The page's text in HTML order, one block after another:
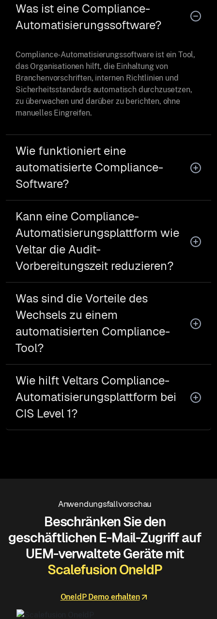
Was ist eine Compliance-
Automatisierungssoftware?
Compliance-Automatisierungssoftware ist ein Tool,
das Organisationen hilft, die Einhaltung von
Branchenvorschriften, internen Richtlinien und
Sicherheitsstandards automatisch durchzusetzen,
zu überwachen und darüber zu berichten, ohne
manuelles Eingreifen.
Wie funktioniert eine
automatisierte Compliance-
Software?
Kann eine Compliance-
Automatisierungsplattform wie
Veltar die Audit-
Vorbereitungszeit reduzieren?
Was sind die Vorteile des
Wechsels zu einem
automatisierten Compliance-
Tool?
Wie hilft Veltars Compliance-
Automatisierungsplattform bei
CIS Level 1?
Anwendungsfallvorschau
Beschränken Sie den
geschäftlichen E-Mail-Zugriff auf
UEM-verwaltete Geräte mit
Scalefusion OneIdP
OneIdP Demo erhalten